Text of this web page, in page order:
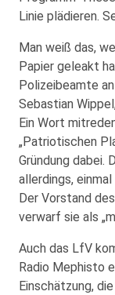
Linie plädieren.
Man weiß das,
Papier geleakt
Polizeibeamte
Sebastian
Ein Wort
„Patriotischen
Gründung dabei.
allerdings,
Der Vorstand
verwarf sie als
Auch das LfV
Radio Mephisto
Einschätzung,